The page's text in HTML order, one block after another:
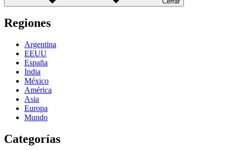
Regiones
Argentina
EEUU
España
India
México
América
Asia
Europa
Mundo
Categorías